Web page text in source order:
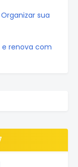
sua
e renova com